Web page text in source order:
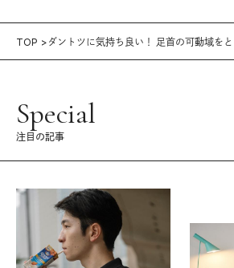
TOP
ダントツに気持ち良い！ 足首の可動域を
Special
注目の記事